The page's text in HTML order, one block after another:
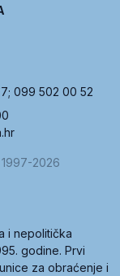
099 502 00 52
2026
i nepolitička
godine. Prvi
za obraćenje i